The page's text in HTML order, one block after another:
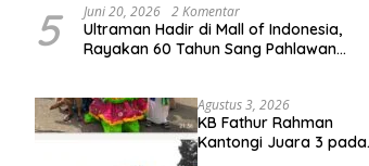
5 Juni 20, 2026 2 Komentar
Ultraman Hadir di Mall of Indonesia,
Rayakan 60 Tahun Sang Pahlawan
Agustus 3, 2026
KB Fathur Rahman
Kantongi Juara 3 pada